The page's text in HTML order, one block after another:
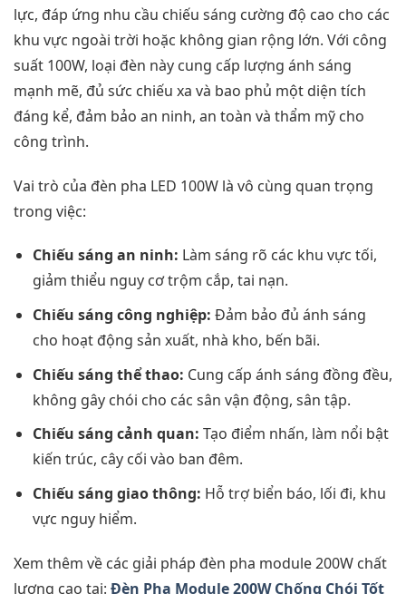
lực, đáp ứng nhu cầu chiếu sáng cường độ cao cho các
khu vực ngoài trời hoặc không gian rộng lớn. Với công
suất 100W, loại đèn này cung cấp lượng ánh sáng
mạnh mẽ, đủ sức chiếu xa và bao phủ một diện tích
đáng kể, đảm bảo an ninh, an toàn và thẩm mỹ cho
công trình.
Vai trò của đèn pha LED 100W là vô cùng quan trọng
trong việc:
Chiếu sáng an ninh: Làm sáng rõ các khu vực tối,
giảm thiểu nguy cơ trộm cắp, tai nạn.
Chiếu sáng công nghiệp: Đảm bảo đủ ánh sáng
cho hoạt động sản xuất, nhà kho, bến bãi.
Chiếu sáng thể thao: Cung cấp ánh sáng đồng đều,
không gây chói cho các sân vận động, sân tập.
Chiếu sáng cảnh quan: Tạo điểm nhấn, làm nổi bật
kiến trúc, cây cối vào ban đêm.
Chiếu sáng giao thông: Hỗ trợ biển báo, lối đi, khu
vực nguy hiểm.
Xem thêm về các giải pháp đèn pha module 200W chất
lượng cao tại: Đèn Pha Module 200W Chống Chói Tốt